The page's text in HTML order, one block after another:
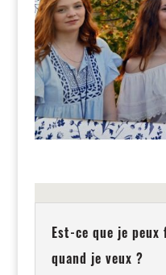
Est-ce que je
quand je veux ?